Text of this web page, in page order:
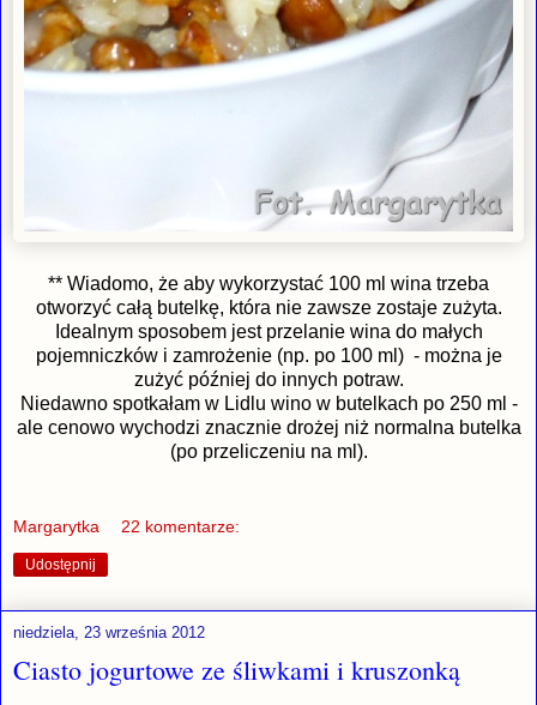
** Wiadomo, że aby wykorzystać 100 ml wina trzeba
otworzyć całą butelkę, która nie zawsze zostaje zużyta.
Idealnym sposobem jest przelanie wina do małych
pojemniczków i zamrożenie (np. po 100 ml) - można je
zużyć później do innych potraw.
Niedawno spotkałam w Lidlu wino w butelkach po 250 ml -
ale cenowo wychodzi znacznie drożej niż normalna butelka
(po przeliczeniu na ml).
Margarytka 22 komentarze:
Udostępnij
niedziela, 23 września 2012
Ciasto jogurtowe ze śliwkami i kruszonką